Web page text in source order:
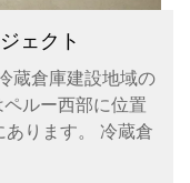
ェクト
蔵倉庫建設地域の
ルー西部に位置
ります。 冷蔵倉